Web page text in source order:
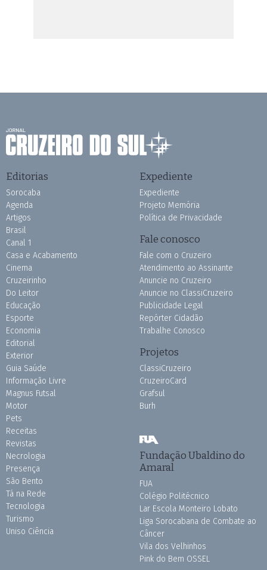
Editorias
Sorocaba
Agenda
Artigos
Brasil
Canal 1
Casa e Acabamento
Cinema
Cruzeirinho
Do Leitor
Educação
Esporte
Economia
Editorial
Exterior
Guia Saúde
Informação Livre
Magnus Futsal
Motor
Pets
Receitas
Revistas
Necrologia
Presença
São Bento
Tá na Rede
Tecnologia
Turismo
Uniso Ciência
Expediente
Expediente
Projeto Memória
Política de Privacidade
Fale conosco
Fale com o Cruzeiro
Atendimento ao Assinante
Anuncie no Cruzeiro
Anuncie no ClassiCruzeiro
Publicidade Legal
Repórter Cidadão
Trabalhe Conosco
Projetos
ClassiCruzeiro
CruzeiroCard
Grafsul
Burh
Fundação Ubaldino do
Amaral
FUA
Colégio Politécnico
Lar Escola Monteiro Lobato
Liga Sorocabana de Combate ao
Câncer
Vila dos Velhinhos
Pink do Bem OSSEL